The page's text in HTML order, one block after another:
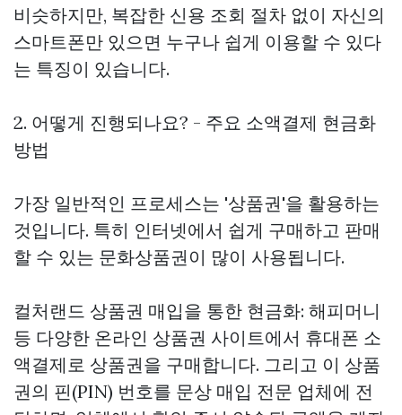
비슷하지만, 복잡한 신용 조회 절차 없이 자신의
스마트폰만 있으면 누구나 쉽게 이용할 수 있다
는 특징이 있습니다.
2. 어떻게 진행되나요? - 주요 소액결제 현금화
방법
가장 일반적인 프로세스는 '상품권'을 활용하는
것입니다. 특히 인터넷에서 쉽게 구매하고 판매
할 수 있는 문화상품권이 많이 사용됩니다.
컬처랜드 상품권 매입을 통한 현금화: 해피머니
등 다양한 온라인 상품권 사이트에서 휴대폰 소
액결제로 상품권을 구매합니다. 그리고 이 상품
권의 핀(PIN) 번호를 문상 매입 전문 업체에 전